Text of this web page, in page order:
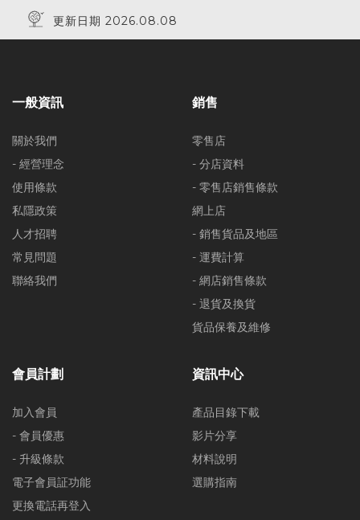
更新日期 2026.08.08
一般資訊
關於我們
- 經營理念
使用條款
私隱政策
人才招聘
常見問題
聯絡我們
銷售
零售店
- 分店資料
- 零售店銷售條款
網上店
- 銷售貨品及地區
- 運費計算
- 網店銷售條款
- 退貨及換貨
貨品保養及維修
會員計劃
加入會員
- 會員優惠
- 升級條款
電子會員証功能
更換電話再登入
資訊中心
產品目錄下載
影片分享
材料說明
選購指南